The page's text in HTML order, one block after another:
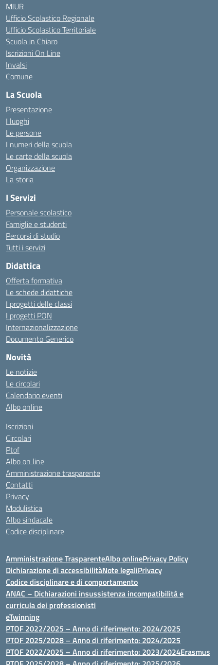
MIUR
Ufficio Scolastico Regionale
Ufficio Scolastico Territoriale
Scuola in Chiaro
Iscrizioni On Line
Invalsi
Comune
La Scuola
Presentazione
I luoghi
Le persone
I numeri della scuola
Le carte della scuola
Organizzazione
La storia
I Servizi
Personale scolastico
Famiglie e studenti
Percorsi di studio
Tutti i servizi
Didattica
Offerta formativa
Le schede didattiche
I progetti delle classi
I progetti PON
Internazionalizzazione
Documento Generico
Novità
Le notizie
Le circolari
Calendario eventi
Albo online
Iscrizioni
Circolari
Ptof
Albo on line
Amministrazione trasparente
Contatti
Privacy
Modulistica
Albo sindacale
Codice disciplinare
Amministrazione TrasparenteAlbo onlinePrivacy Policy
Dichiarazione di accessibilitàNote legaliPrivacy
Codice disciplinare e di comportamento
ANAC – Dichiarazioni insussistenza incompatibilità e
curricula dei professionisti
eTwinning
PTOF 2022/2025 – Anno di riferimento: 2024/2025
PTOF 2025/2028 – Anno di riferimento: 2024/2025
PTOF 2022/2025 – Anno di riferimento: 2023/2024Erasmus